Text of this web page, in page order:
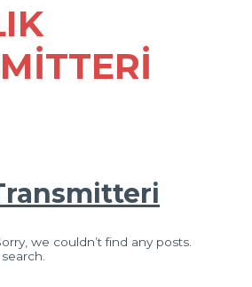
we couldn’t find any posts.